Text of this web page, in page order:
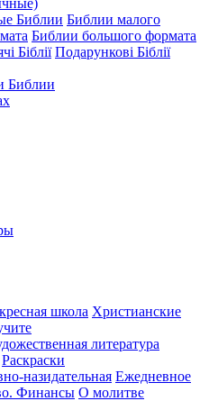
Библии Библии малого
Библии большого формата
Біблії Подарункові Біблії
Библии
школа Христианские
литература
Раскраски
назидательная Ежедневное
Финансы О молитве